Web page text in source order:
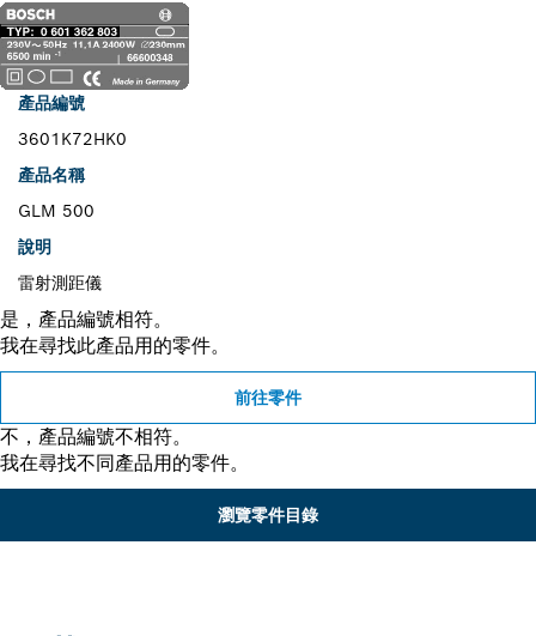
產品編號
3601K72HK0
產品名稱
GLM 500
說明
雷射測距儀
是，產品編號相符。
我在尋找此產品用的零件。
前往零件
不，產品編號不相符。
我在尋找不同產品用的零件。
瀏覽零件目錄